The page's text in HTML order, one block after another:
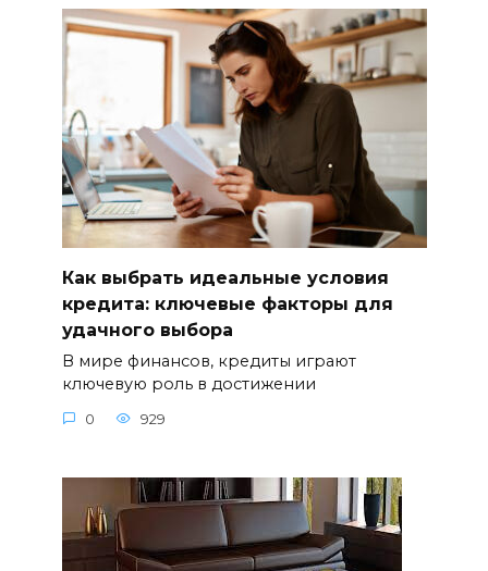
Как выбрать идеальные условия
кредита: ключевые факторы для
удачного выбора
В мире финансов, кредиты играют
ключевую роль в достижении
0 929